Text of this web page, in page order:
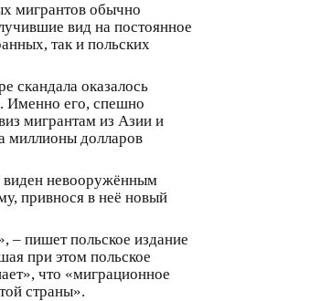
мигрантов обычно
вид на постоянное
так и польских
скандала оказалось
Именно его, спешно
мигрантам из Азии и
миллионы долларов
виден невооружённым
привнося в неё новый
– пишет польское издание
при этом польское
что «миграционное
страны».